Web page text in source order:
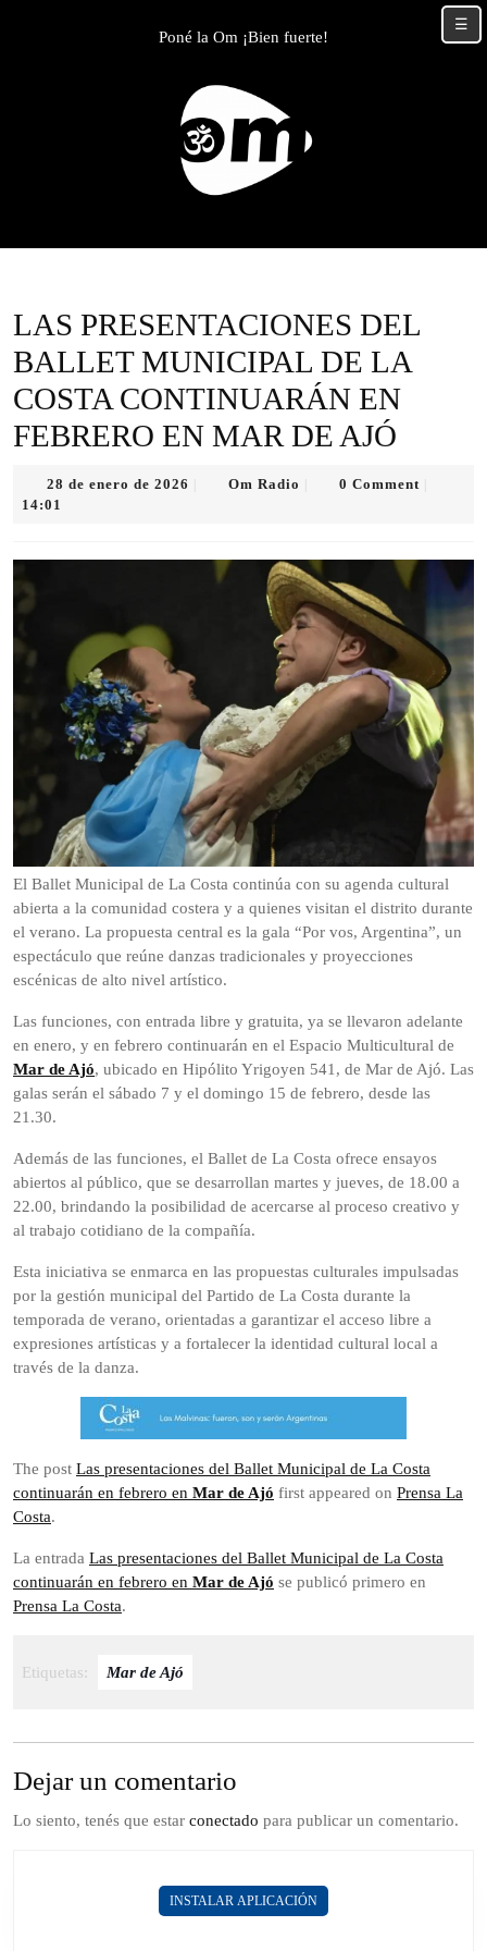
Poné la Om ¡Bien fuerte!
LAS PRESENTACIONES DEL
BALLET MUNICIPAL DE LA
COSTA CONTINUARÁN EN
FEBRERO EN MAR DE AJÓ
28 de enero de 2026 Om Radio 0 Comment
14:01
El Ballet Municipal de La Costa continúa con su agenda cultural
abierta a la comunidad costera y a quienes visitan el distrito durante
el verano. La propuesta central es la gala “Por vos, Argentina”, un
espectáculo que reúne danzas tradicionales y proyecciones
escénicas de alto nivel artístico.
Las funciones, con entrada libre y gratuita, ya se llevaron adelante
en enero, y en febrero continuarán en el Espacio Multicultural de
Mar de Ajó, ubicado en Hipólito Yrigoyen 541, de Mar de Ajó. Las
galas serán el sábado 7 y el domingo 15 de febrero, desde las
21.30.
Además de las funciones, el Ballet de La Costa ofrece ensayos
abiertos al público, que se desarrollan martes y jueves, de 18.00 a
22.00, brindando la posibilidad de acercarse al proceso creativo y
al trabajo cotidiano de la compañía.
Esta iniciativa se enmarca en las propuestas culturales impulsadas
por la gestión municipal del Partido de La Costa durante la
temporada de verano, orientadas a garantizar el acceso libre a
expresiones artísticas y a fortalecer la identidad cultural local a
través de la danza.
The post Las presentaciones del Ballet Municipal de La Costa
continuarán en febrero en Mar de Ajó first appeared on Prensa La
Costa.
La entrada Las presentaciones del Ballet Municipal de La Costa
continuarán en febrero en Mar de Ajó se publicó primero en
Prensa La Costa.
Etiquetas: Mar de Ajó
Dejar un comentario
Lo siento, tenés que estar conectado para publicar un comentario.
INSTALAR APLICACIÓN
☰